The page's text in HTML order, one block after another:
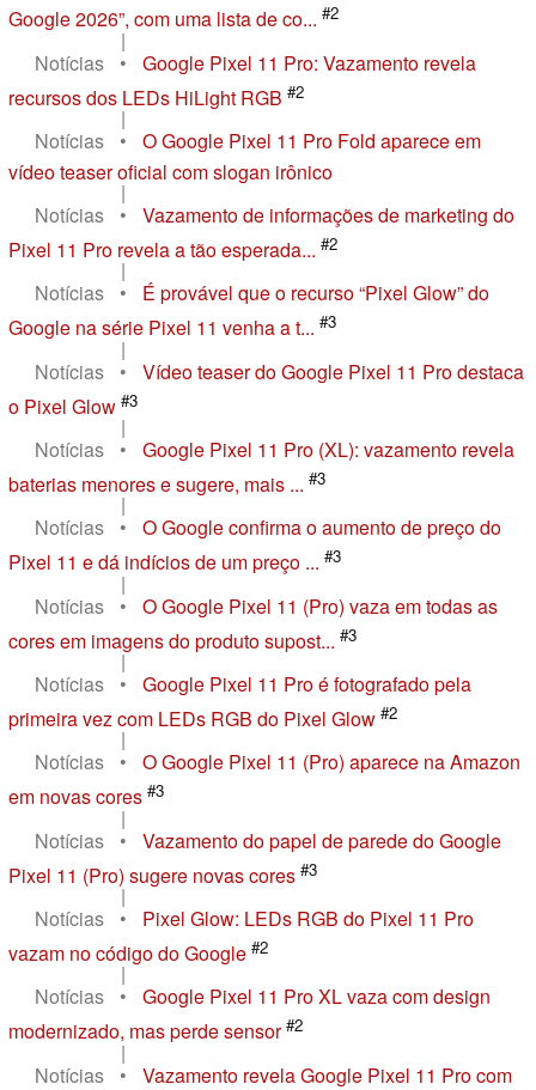
Google 2026”, com uma lista de co... #2
|
Notícias
•
Google Pixel 11 Pro: Vazamento revela
recursos dos LEDs HiLight RGB #2
|
Notícias
•
O Google Pixel 11 Pro Fold aparece em
vídeo teaser oficial com slogan irônico
|
Notícias
•
Vazamento de informações de marketing do
Pixel 11 Pro revela a tão esperada... #2
|
Notícias
•
É provável que o recurso “Pixel Glow” do
Google na série Pixel 11 venha a t... #3
|
Notícias
•
Vídeo teaser do Google Pixel 11 Pro destaca
o Pixel Glow #3
|
Notícias
•
Google Pixel 11 Pro (XL): vazamento revela
baterias menores e sugere, mais ... #3
|
Notícias
•
O Google confirma o aumento de preço do
Pixel 11 e dá indícios de um preço ... #3
|
Notícias
•
O Google Pixel 11 (Pro) vaza em todas as
cores em imagens do produto supost... #3
|
Notícias
•
Google Pixel 11 Pro é fotografado pela
primeira vez com LEDs RGB do Pixel Glow #2
|
Notícias
•
O Google Pixel 11 (Pro) aparece na Amazon
em novas cores #3
|
Notícias
•
Vazamento do papel de parede do Google
Pixel 11 (Pro) sugere novas cores #3
|
Notícias
•
Pixel Glow: LEDs RGB do Pixel 11 Pro
vazam no código do Google #2
|
Notícias
•
Google Pixel 11 Pro XL vaza com design
modernizado, mas perde sensor #2
|
Notícias
•
Vazamento revela Google Pixel 11 Pro com